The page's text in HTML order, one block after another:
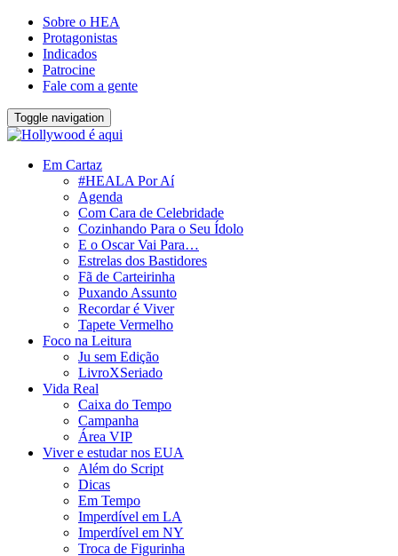
Sobre o HEA
Protagonistas
Indicados
Patrocine
Fale com a gente
Toggle navigation
Em Cartaz
#HEALA Por Aí
Agenda
Com Cara de Celebridade
Cozinhando Para o Seu Ídolo
E o Oscar Vai Para…
Estrelas dos Bastidores
Fã de Carteirinha
Puxando Assunto
Recordar é Viver
Tapete Vermelho
Foco na Leitura
Ju sem Edição
LivroXSeriado
Vida Real
Caixa do Tempo
Campanha
Área VIP
Viver e estudar nos EUA
Além do Script
Dicas
Em Tempo
Imperdível em LA
Imperdível em NY
Troca de Figurinha